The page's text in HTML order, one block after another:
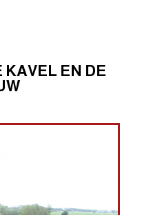
KAVEL EN DE